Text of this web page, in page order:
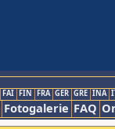
FAI FIN FRA GER GRE INA
Fotogalerie FAQ